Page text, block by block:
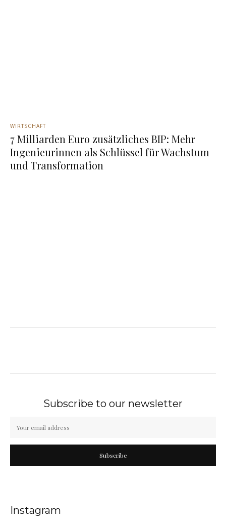
WIRTSCHAFT
7 Milliarden Euro zusätzliches BIP: Mehr
Ingenieurinnen als Schlüssel für Wachstum
und Transformation
Subscribe to our newsletter
Subscribe
Instagram